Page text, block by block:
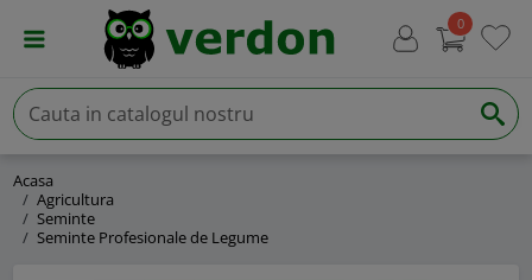
0
Acasa
Agricultura
Seminte
Seminte Profesionale de Legume